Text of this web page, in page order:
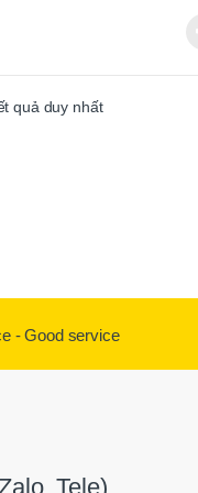
: 15-45 kgf.cm ( 1.47-4.41 N.m )
tắc khởi động : Bóp cò ( Trigger
quả duy nhất
- Good service
Tele)